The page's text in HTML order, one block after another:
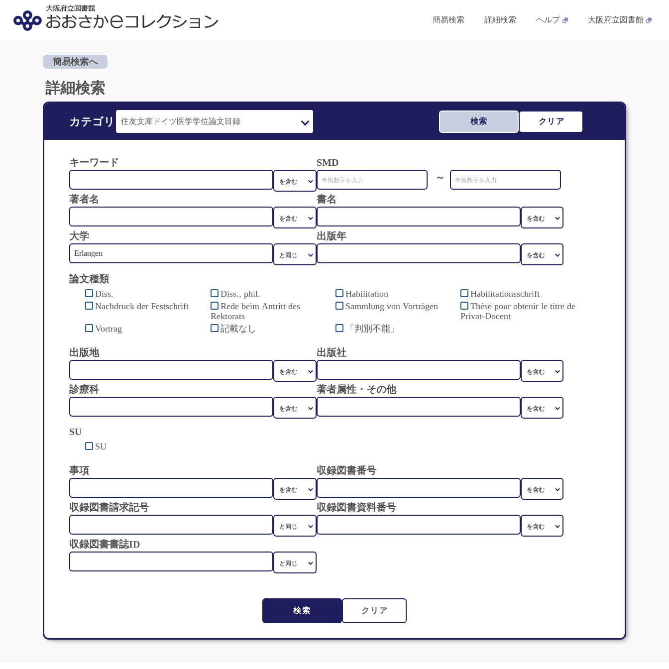
簡易検索 詳細検索 ヘルプ 大阪府立図書館
簡易検索へ
詳細検索
カテゴリ 検索 クリア
キーワード
SMD
～
著者名
書名
大学 出版年
論文種類
Diss. Diss., phil. Habilitation
Habilitationsschrift
Nachdruck der Festschrift
Rede beim Antritt des
Rektorats
Sammlung von Vorträgen
Thèse pour obtenir le titre de
Privat-Docent
Vortrag
記載なし 「判別不能」
出版地 出版社
診療科 著者属性・その他
SU
SU
事項 収録図書番号
収録図書請求記号 収録図書資料番号
収録図書書誌ID
検索 クリア